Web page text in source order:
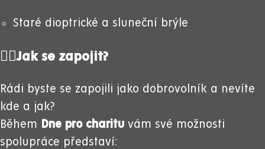
Staré dioptrické a sluneční brýle
🙋‍♀️Jak se zapojit?
Rádi byste se zapojili jako dobrovolník a nevíte
kde a jak?
Během Dne pro charitu vám své možnosti
spolupráce představí: